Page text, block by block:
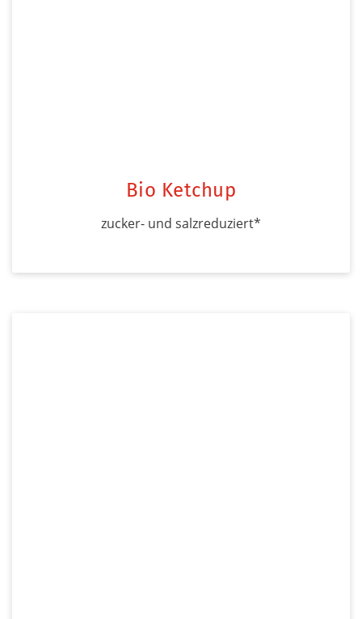
Bio Ketchup
zucker- und salzreduziert*